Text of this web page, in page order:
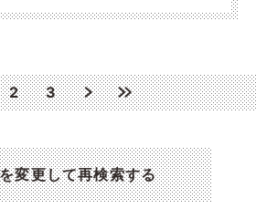
2 3
変更して再検索する